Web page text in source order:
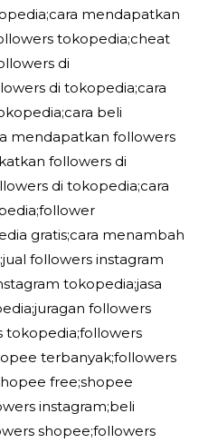
mendapatkan
tokopedia;cheat
di
di tokopedia;cara
beli
mendapatkan followers
followers di
di tokopedia;cara
gratis;cara menambah
followers instagram
tokopedia;jasa
followers
tokopedia;followers
terbanyak;followers
free;shopee
instagram;beli
shopee;followers